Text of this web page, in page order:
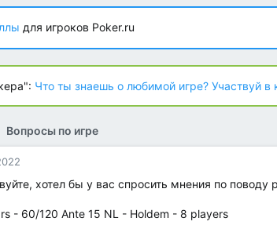
для игроков Poker.ru
Что ты знаешь о любимой игре? Участвуй
Вопросы по игре
хотел бы у вас спросить мнения по
- 60/120 Ante 15 NL - Holdem - 8 players